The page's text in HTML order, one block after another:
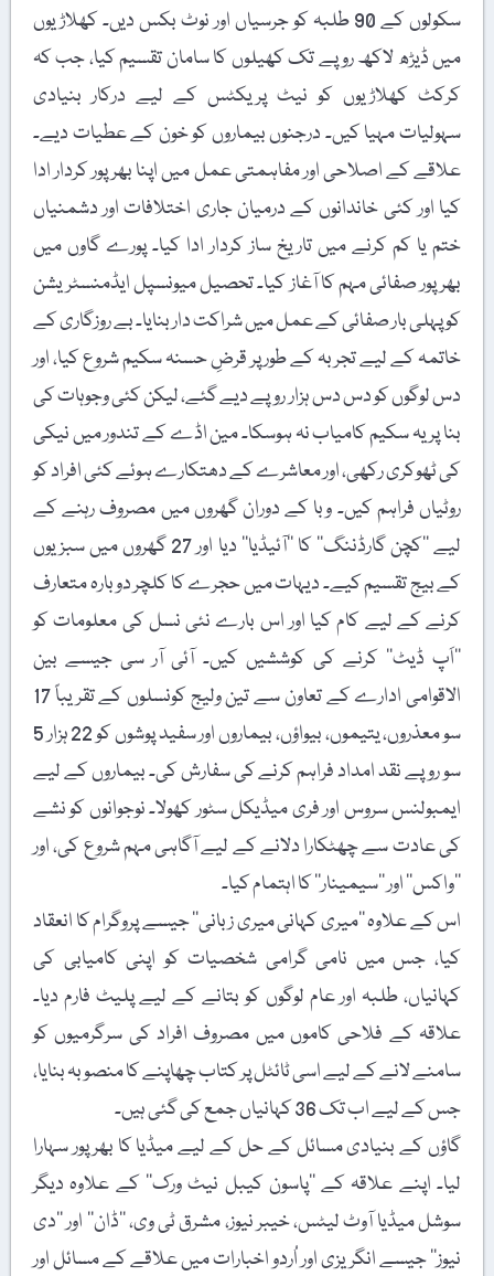
سکولوں کے 90 طلبہ کو جرسیاں اور نوٹ بکس دیں۔ کھلاڑیوں
میں ڈیڑھ لاکھ روپے تک کھیلوں کا سامان تقسیم کیا، جب کہ
کرکٹ کھلاڑیوں کو نیٹ پریکٹس کے لیے درکار بنیادی
سہولیات مہیا کیں۔ درجنوں بیماروں کو خون کے عطیات دیے۔
علاقے کے اصلاحی اور مفاہمتی عمل میں اپنا بھرپور کردار ادا
کیا اور کئی خاندانوں کے درمیان جاری اختلافات اور دشمنیاں
ختم یا کم کرنے میں تاریخ ساز کردار ادا کیا۔ پورے گاوں میں
بھرپور صفائی مہم کا آغاز کیا۔ تحصیل میونسپل ایڈمنسٹریشن
کو پہلی بار صفائی کے عمل میں شراکت دار بنایا۔ بے روزگاری کے
خاتمہ کے لیے تجربہ کے طور پر قرضِ حسنہ سکیم شروع کیا، اور
دس لوگوں کو دس دس ہزار روپے دیے گئے، لیکن کئی وجوہات کی
بنا پر یہ سکیم کامیاب نہ ہوسکا۔ مین اڈے کے تندور میں نیکی
کی ٹھوکری رکھی، اور معاشرے کے دھتکارے ہوئے کئی افراد کو
روٹیاں فراہم کیں۔ وبا کے دوران گھروں میں مصروف رہنے کے
لیے ’’کچن گارڈننگ‘‘ کا ’’آئیڈیا‘‘ دیا اور 27 گھروں میں سبزیوں
کے بیج تقسیم کیے۔ دیہات میں حجرے کا کلچر دوبارہ متعارف
کرنے کے لیے کام کیا اور اس بارے نئی نسل کی معلومات کو
’’اَپ ڈیٹ‘‘ کرنے کی کوششیں کیں۔ آئی آر سی جیسے بین
الاقوامی ادارے کے تعاون سے تین ولیج کونسلوں کے تقریباً 17
سو معذروں، یتیموں، بیواؤں، بیماروں اور سفید پوشوں کو 22 ہزار 5
سو روپے نقد امداد فراہم کرنے کی سفارش کی۔ بیماروں کے لیے
ایمبولنس سروس اور فری میڈیکل سٹور کھولا۔ نوجوانوں کو نشے
کی عادت سے چھٹکارا دلانے کے لیے آگاہی مہم شروع کی، اور
’’واکس‘‘ اور ’’سیمینار‘‘ کا اہتمام کیا۔
اس کے علاوہ ’’میری کہانی میری زبانی‘‘ جیسے پروگرام کا انعقاد
کیا، جس میں نامی گرامی شخصیات کو اپنی کامیابی کی
کہانیاں، طلبہ اور عام لوگوں کو بتانے کے لیے پلیٹ فارم دیا۔
علاقہ کے فلاحی کاموں میں مصروف افراد کی سرگرمیوں کو
سامنے لانے کے لیے اسی ٹائٹل پر کتاب چھاپنے کا منصوبہ بنایا،
جس کے لیے اب تک 36 کہانیاں جمع کی گئی ہیں۔
گاؤں کے بنیادی مسائل کے حل کے لیے میڈیا کا بھرپور سہارا
لیا۔ اپنے علاقہ کے ’’پاسون کیبل نیٹ ورک‘‘ کے علاوہ دیگر
سوشل میڈیا آوٹ لیٹس، خیبر نیوز، مشرق ٹی وی، ’’ڈان‘‘ اور ’’دی
نیوز‘‘ جیسے انگریزی اور اُردو اخبارات میں علاقے کے مسائل اور